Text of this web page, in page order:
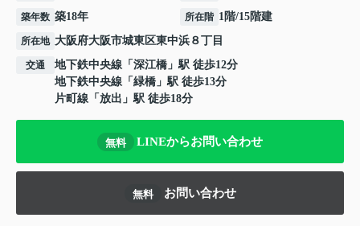
築年数 築18年 所在階 1階/15階建
所在地 大阪府大阪市城東区東中浜 ８丁目
交通 地下鉄中央線 「 深江橋 」駅 徒歩12分
地下鉄中央線 「 緑橋 」駅 徒歩13分
片町線 「 放出 」駅 徒歩18分
無料 LINEからお問い合わせ
無料 お問い合わせ